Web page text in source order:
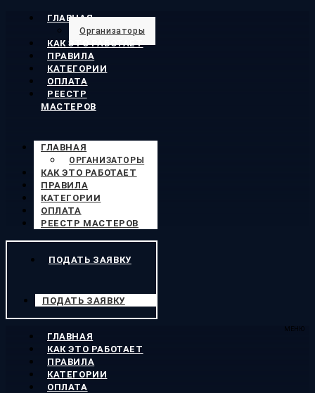
ГЛАВНАЯ
Организаторы
КАК ЭТО РАБОТАЕТ
ПРАВИЛА
КАТЕГОРИИ
ОПЛАТА
РЕЕСТР
МАСТЕРОВ
ГЛАВНАЯ
ОРГАНИЗАТОРЫ
КАК ЭТО РАБОТАЕТ
ПРАВИЛА
КАТЕГОРИИ
ОПЛАТА
РЕЕСТР МАСТЕРОВ
ПОДАТЬ ЗАЯВКУ
ПОДАТЬ ЗАЯВКУ
МЕНЮ
ГЛАВНАЯ
КАК ЭТО РАБОТАЕТ
ПРАВИЛА
КАТЕГОРИИ
ОПЛАТА